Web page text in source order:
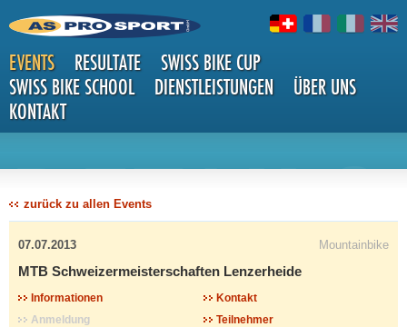
EVENTS RESULTATE
SWISS BIKE CUP
SWISS BIKE SCHOOL
DIENSTLEISTUNGEN
ÜBER UNS
KONTAKT
DETAILS
zurück zu allen Events
07.07.2013 Mountainbike
MTB Schweizermeisterschaften Lenzerheide
Informationen
Kontakt
Anmeldung
Teilnehmer